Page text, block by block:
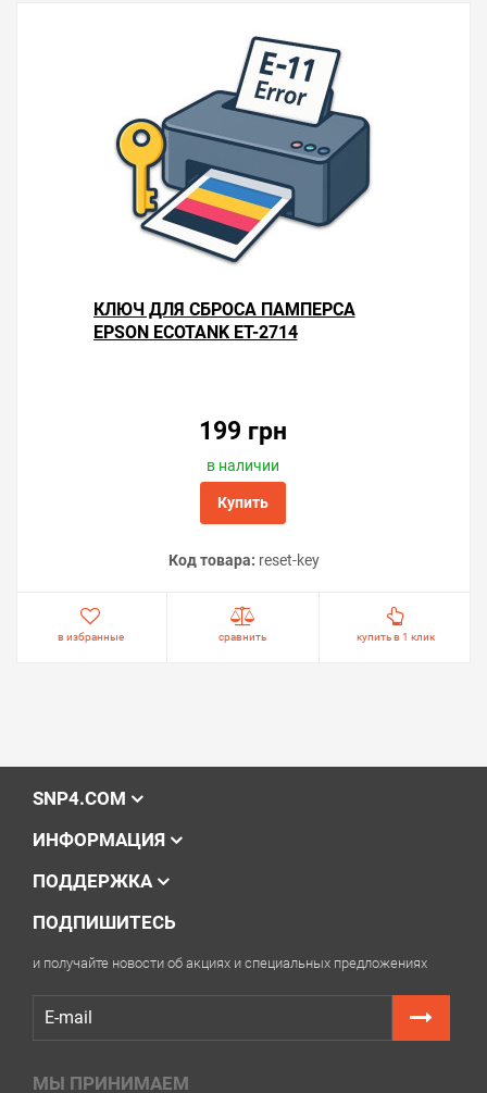
КЛЮЧ ДЛЯ СБРОСА ПАМПЕРСА
EPSON ECOTANK ET-2714
199 грн
в наличии
Купить
Код товара: reset-key
в избранные сравнить купить в 1 клик
SNP4.COM
ИНФОРМАЦИЯ
ПОДДЕРЖКА
ПОДПИШИТЕСЬ
и получайте новости об акциях и специальных предложениях
МЫ ПРИНИМАЕМ